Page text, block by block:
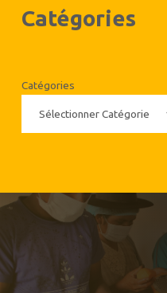
Catégories
Catégories